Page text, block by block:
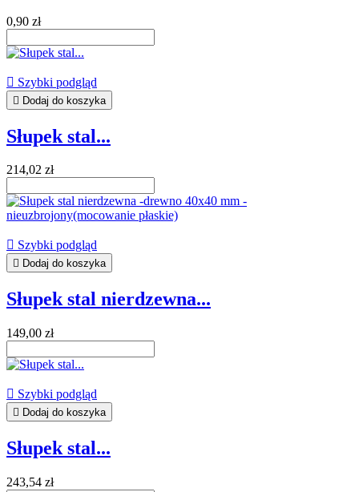
0,90 zł
 Szybki podgląd
 Dodaj do koszyka
Słupek stal...
214,02 zł
 Szybki podgląd
 Dodaj do koszyka
Słupek stal nierdzewna...
149,00 zł
 Szybki podgląd
 Dodaj do koszyka
Słupek stal...
243,54 zł